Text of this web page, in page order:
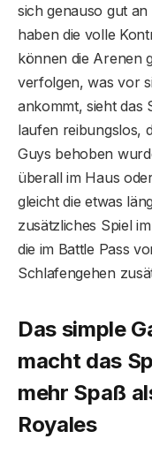
sich genauso gut
haben die volle
können die Arenen
verfolgen, was vor
ankommt, sieht das
laufen reibungslos,
Guys behoben
überall im Haus
gleicht die etwas
zusätzliches Spiel
die im Battle Pass
Schlafengehen
Das simple
macht das
mehr Spaß
Royales